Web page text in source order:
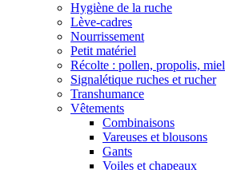
Hygiène de la ruche
Lève-cadres
Nourrissement
Petit matériel
Récolte : pollen, propolis, miel
Signalétique ruches et rucher
Transhumance
Vêtements
Combinaisons
Vareuses et blousons
Gants
Voiles et chapeaux